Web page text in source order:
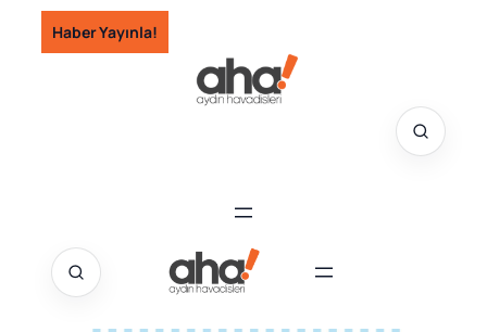
İçeriğe
geç
Haber Yayınla!